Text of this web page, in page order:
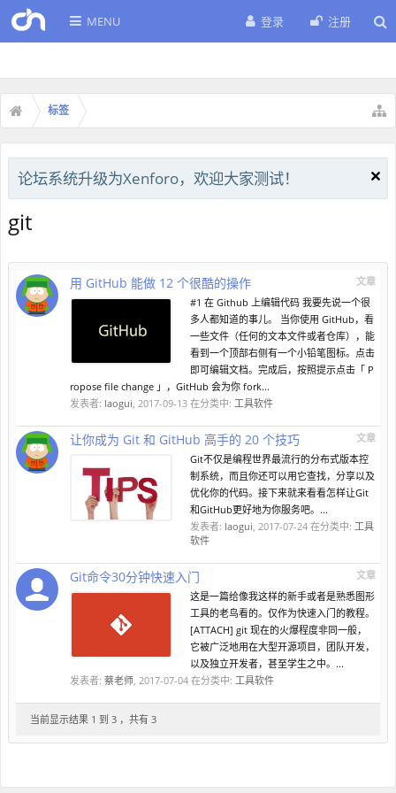
MENU 登录 注册
标签
论坛系统升级为Xenforo，欢迎大家测试！
git
文章
用 GitHub 能做 12 个很酷的操作
#1 在 Github 上编辑代码 我要先说一个很
多人都知道的事儿。 当你使用 GitHub，看
一些文件（任何的文本文件或者仓库），能
看到一个顶部右侧有一个小铅笔图标。点击
即可编辑文档。完成后，按照提示点击「 P
ropose file change 」，GitHub 会为你 fork...
发表者: laogui, 2017-09-13 在分类中: 工具软件
文章
让你成为 Git 和 GitHub 高手的 20 个技巧
Git不仅是编程世界最流行的分布式版本控
制系统，而且你还可以用它查找，分享以及
优化你的代码。接下来就来看看怎样让Git
和GitHub更好地为你服务吧。...
发表者: laogui, 2017-07-24 在分类中: 工具
软件
文章
Git命令30分钟快速入门
这是一篇给像我这样的新手或者是熟悉图形
工具的老鸟看的。仅作为快速入门的教程。
[ATTACH] git 现在的火爆程度非同一般，
它被广泛地用在大型开源项目，团队开发，
以及独立开发者，甚至学生之中。...
发表者: 蔡老师, 2017-07-04 在分类中: 工具软件
当前显示结果 1 到 3 ，共有 3